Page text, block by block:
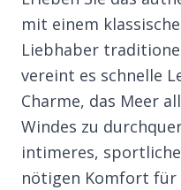
mit einem
Liebhaber
vereint es schnelle
Charme, das Meer
Windes zu
intimeres,
nötigen Komfort für